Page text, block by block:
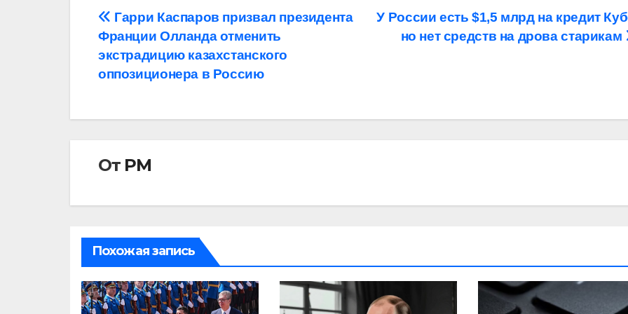
Навигация
по
записям
У России есть $1,5 млрд на кредит
но нет средств на дрова старикам
Гарри Каспаров призвал президента
Франции Олланда отменить
экстрадицию казахстанского
оппозиционера в Россию
От РМ
Похожая запись